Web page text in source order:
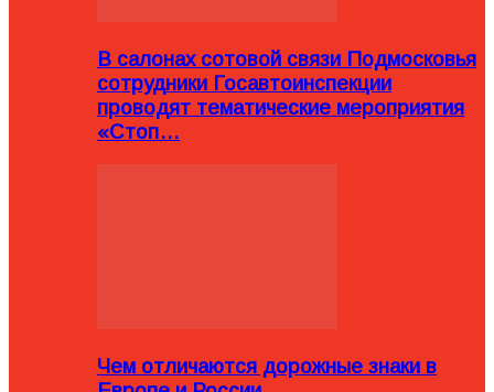
В салонах сотовой связи Подмосковья
сотрудники Госавтоинспекции
проводят тематические мероприятия
«Стоп…
Чем отличаются дорожные знаки в